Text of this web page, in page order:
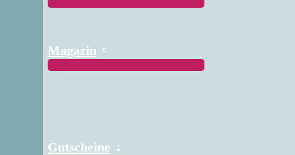
Magazin
Gutscheine